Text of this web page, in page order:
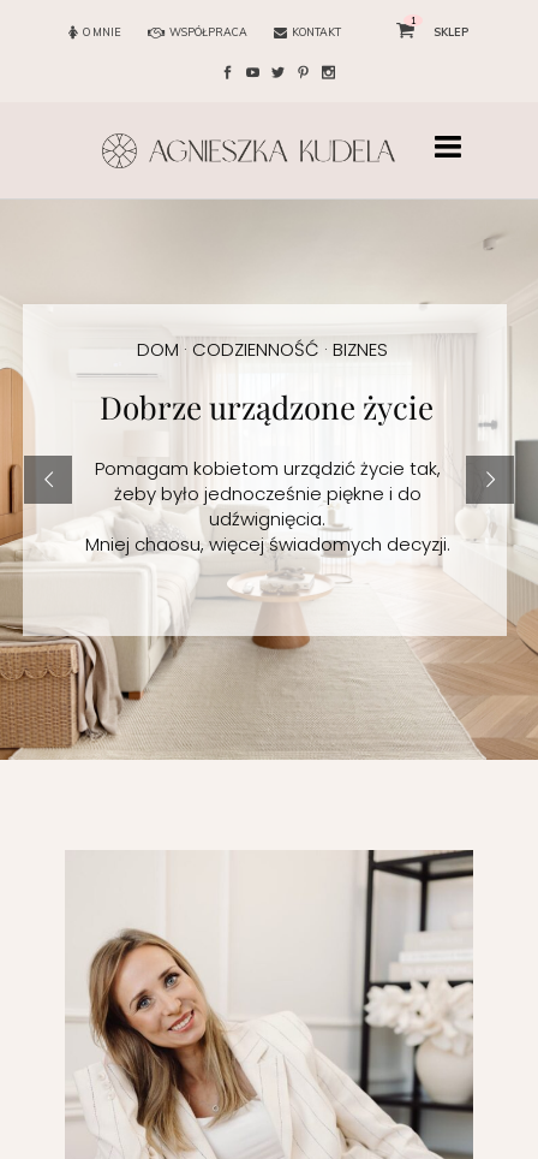
O MNIE WSPÓŁPRACA KONTAKT
1
SKLEP
DOM · CODZIENNOŚĆ · BIZNES
Dobrze urządzone życie
Pomagam kobietom urządzić życie tak,
żeby było jednocześnie piękne i do
udźwignięcia.
Mniej chaosu, więcej świadomych decyzji.